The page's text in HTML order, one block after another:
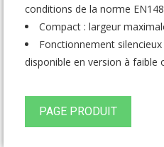
conditions de la norme
Compact : largeur
Fonctionnement
disponible en version à faible
PAGE PRODUIT